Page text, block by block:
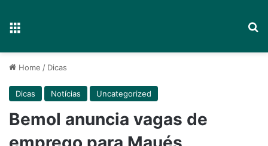
Home / Dicas
Dicas Notícias Uncategorized
Bemol anuncia vagas de